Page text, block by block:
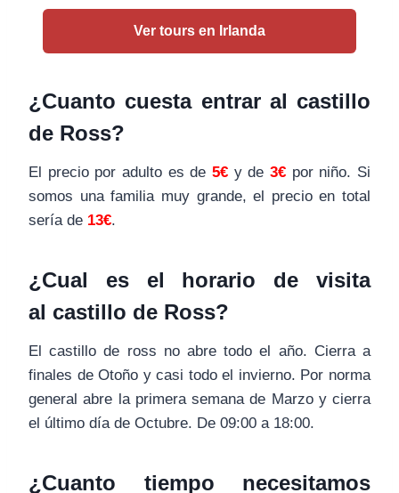
Ver tours en Irlanda
¿Cuanto cuesta entrar al castillo
de Ross?
El precio por adulto es de 5€ y de 3€ por niño. Si
somos una familia muy grande, el precio en total
sería de 13€.
¿Cual es el horario de visita
al castillo de Ross?
El castillo de ross no abre todo el año. Cierra a
finales de Otoño y casi todo el invierno. Por norma
general abre la primera semana de Marzo y cierra
el último día de Octubre. De 09:00 a 18:00.
¿Cuanto tiempo necesitamos